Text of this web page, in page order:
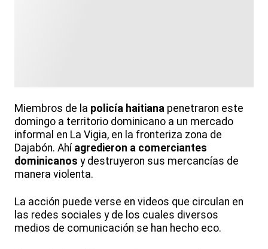
Miembros de la policía haitiana penetraron este
domingo a territorio dominicano a un mercado
informal en La Vigia, en la fronteriza zona de
Dajabón. Ahí agredieron a comerciantes
dominicanos y destruyeron sus mercancías de
manera violenta.
La acción puede verse en videos que circulan en
las redes sociales y de los cuales diversos
medios de comunicación se han hecho eco.